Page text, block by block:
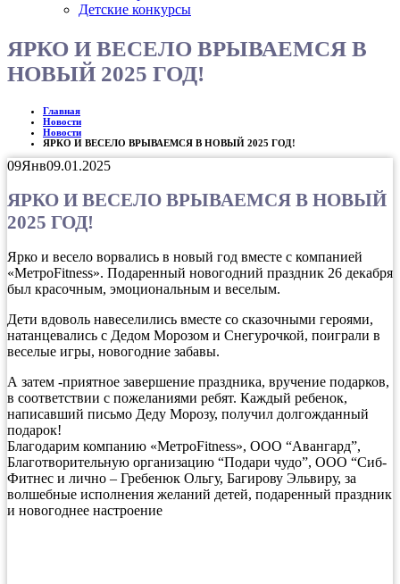
Детские конкурсы
ЯРКО И ВЕСЕЛО ВРЫВАЕМСЯ В
НОВЫЙ 2025 ГОД!
Главная
Новости
Новости
ЯРКО И ВЕСЕЛО ВРЫВАЕМСЯ В НОВЫЙ 2025 ГОД!
09Янв09.01.2025
ЯРКО И ВЕСЕЛО ВРЫВАЕМСЯ В НОВЫЙ
2025 ГОД!
Ярко и весело ворвались в новый год вместе с компанией
«МетроFitness». Подаренный новогодний праздник 26 декабря
был красочным, эмоциональным и веселым.
Дети вдоволь навеселились вместе со сказочными героями,
натанцевались с Дедом Морозом и Снегурочкой, поиграли в
веселые игры, новогодние забавы.
А затем -приятное завершение праздника, вручение подарков,
в соответствии с пожеланиями ребят. Каждый ребенок,
написавший письмо Деду Морозу, получил долгожданный
подарок!
Благодарим компанию «МетроFitness», ООО “Авангард”,
Благотворительную организацию “Подари чудо”, ООО “Сиб-
Фитнес и лично – Гребенюк Ольгу, Багирову Эльвиру, за
волшебные исполнения желаний детей, подаренный праздник
и новогоднее настроение